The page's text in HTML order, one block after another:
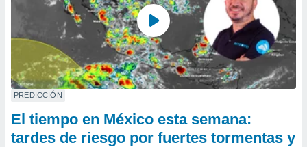
PREDICCIÓN
El tiempo en México esta semana:
tardes de riesgo por fuertes tormentas y